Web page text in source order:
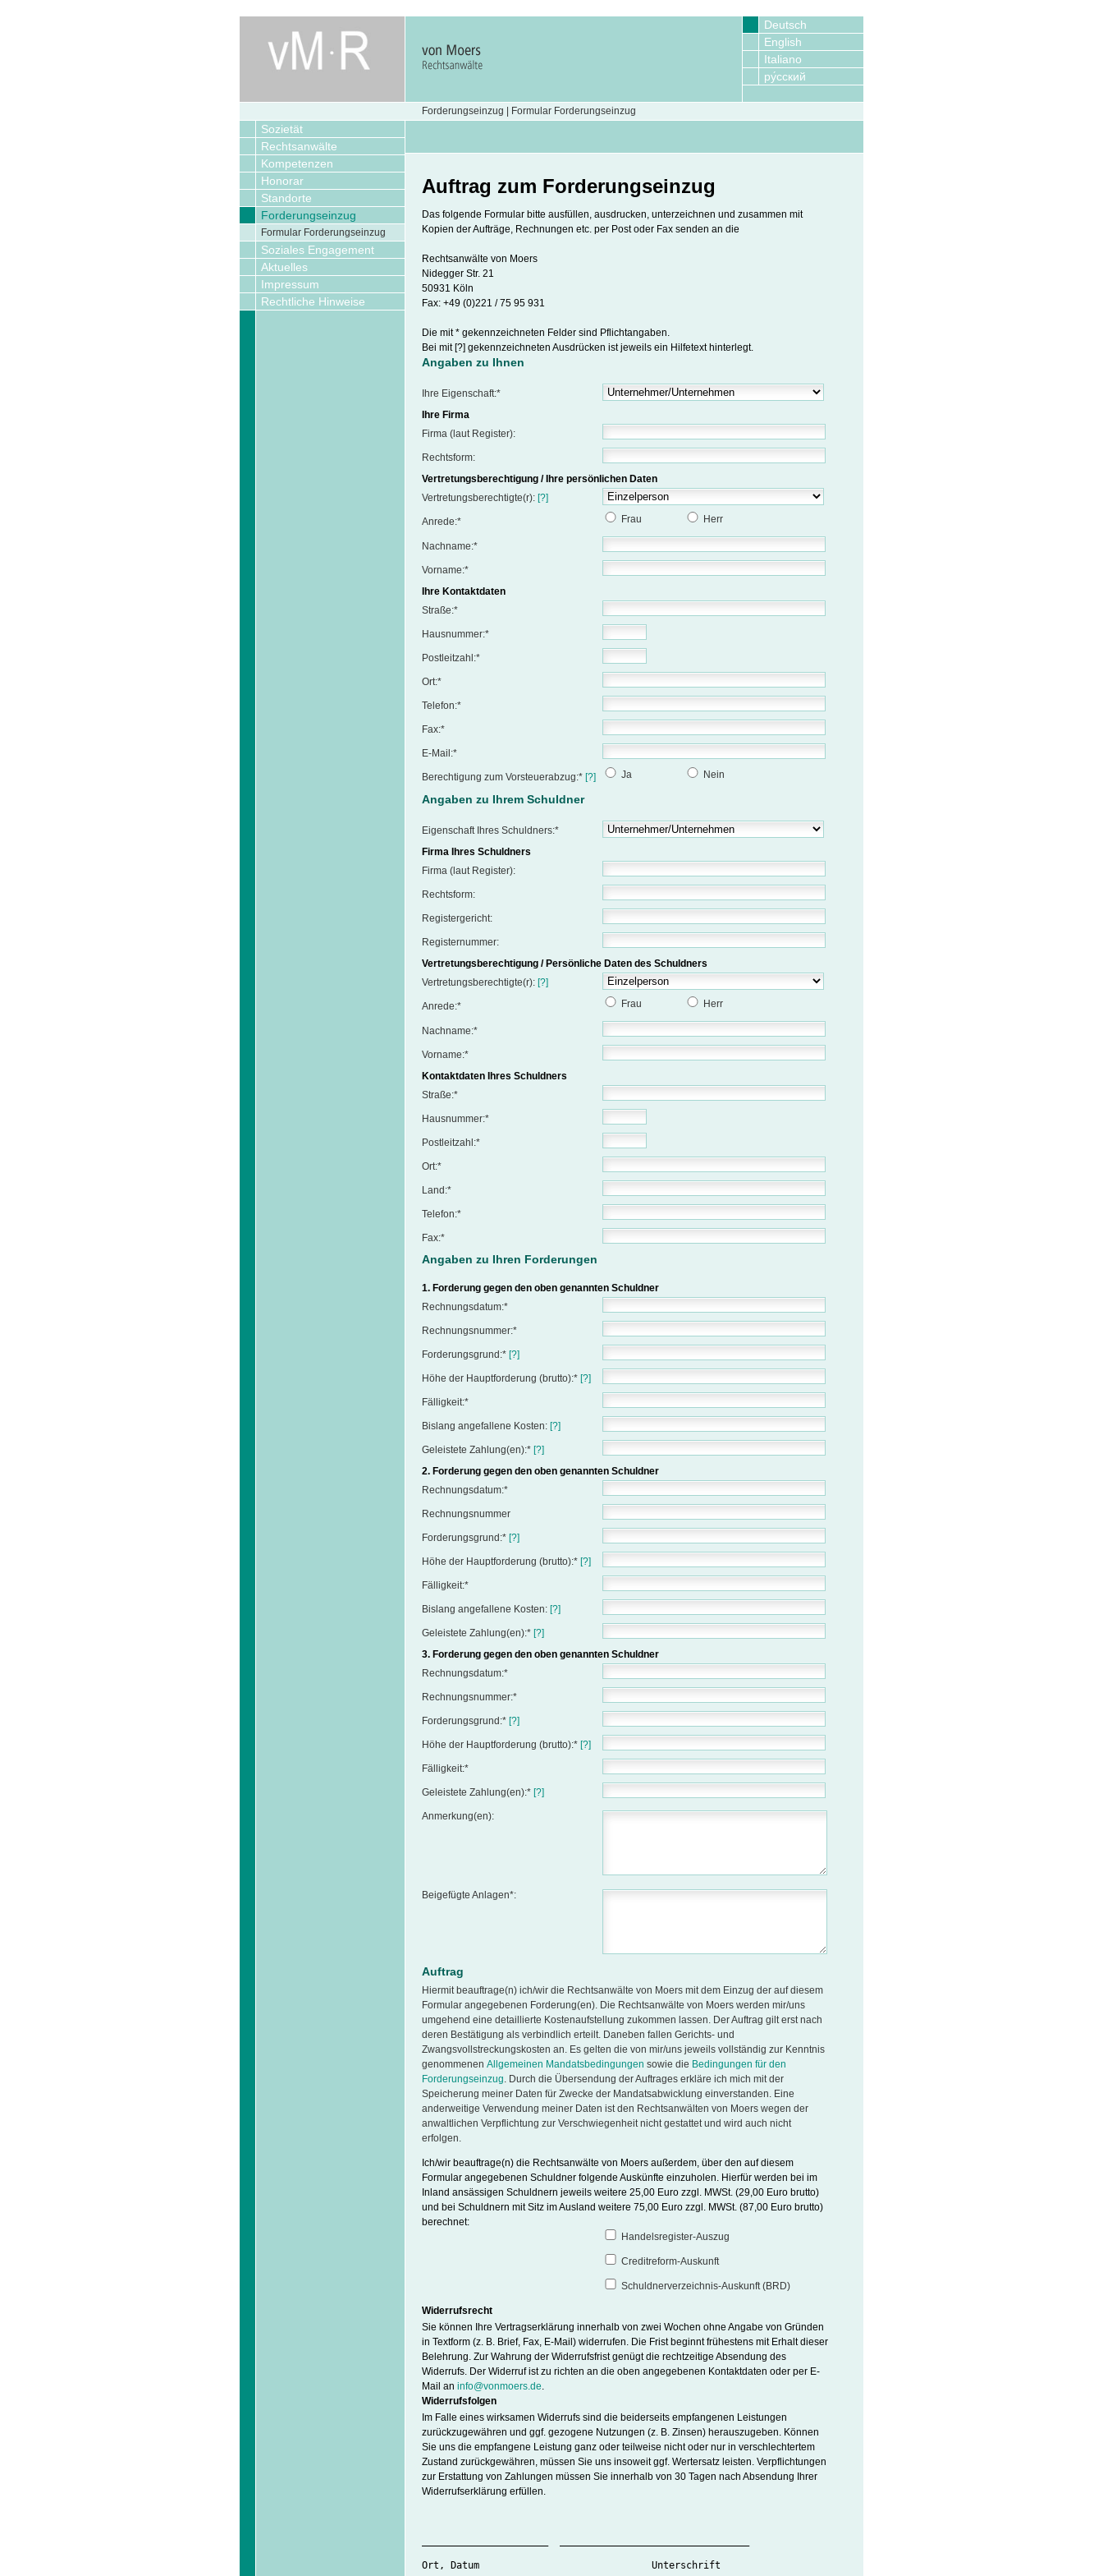
Deutsch
English
Italiano
ру́сский
Forderungseinzug | Formular Forderungseinzug
Sozietät
Rechtsanwälte
Kompetenzen
Honorar
Standorte
Forderungseinzug
Formular Forderungseinzug
Soziales Engagement
Aktuelles
Impressum
Rechtliche Hinweise
Auftrag zum Forderungseinzug
Das folgende Formular bitte ausfüllen, ausdrucken, unterzeichnen und zusammen mit
Kopien der Aufträge, Rechnungen etc. per Post oder Fax senden an die
Rechtsanwälte von Moers
Nidegger Str. 21
50931 Köln
Fax: +49 (0)221 / 75 95 931
Die mit * gekennzeichneten Felder sind Pflichtangaben.
Bei mit [?] gekennzeichneten Ausdrücken ist jeweils ein Hilfetext hinterlegt.
Angaben zu Ihnen
Ihre Eigenschaft:*
Ihre Firma
Firma (laut Register):
Rechtsform:
Vertretungsberechtigung / Ihre persönlichen Daten
Vertretungsberechtigte(r): [?]
Anrede:* Frau Herr
Nachname:*
Vorname:*
Ihre Kontaktdaten
Straße:*
Hausnummer:*
Postleitzahl:*
Ort:*
Telefon:*
Fax:*
E-Mail:*
Berechtigung zum Vorsteuerabzug:* [?] Ja Nein
Angaben zu Ihrem Schuldner
Eigenschaft Ihres Schuldners:*
Firma Ihres Schuldners
Firma (laut Register):
Rechtsform:
Registergericht:
Registernummer:
Vertretungsberechtigung / Persönliche Daten des Schuldners
Vertretungsberechtigte(r): [?]
Anrede:* Frau Herr
Nachname:*
Vorname:*
Kontaktdaten Ihres Schuldners
Straße:*
Hausnummer:*
Postleitzahl:*
Ort:*
Land:*
Telefon:*
Fax:*
Angaben zu Ihren Forderungen
1. Forderung gegen den oben genannten Schuldner
Rechnungsdatum:*
Rechnungsnummer:*
Forderungsgrund:* [?]
Höhe der Hauptforderung (brutto):* [?]
Fälligkeit:*
Bislang angefallene Kosten: [?]
Geleistete Zahlung(en):* [?]
2. Forderung gegen den oben genannten Schuldner
Rechnungsdatum:*
Rechnungsnummer
Forderungsgrund:* [?]
Höhe der Hauptforderung (brutto):* [?]
Fälligkeit:*
Bislang angefallene Kosten: [?]
Geleistete Zahlung(en):* [?]
3. Forderung gegen den oben genannten Schuldner
Rechnungsdatum:*
Rechnungsnummer:*
Forderungsgrund:* [?]
Höhe der Hauptforderung (brutto):* [?]
Fälligkeit:*
Geleistete Zahlung(en):* [?]
Anmerkung(en):
Beigefügte Anlagen*:
Auftrag
Hiermit beauftrage(n) ich/wir die Rechtsanwälte von Moers mit dem Einzug der auf diesem
Formular angegebenen Forderung(en). Die Rechtsanwälte von Moers werden mir/uns
umgehend eine detaillierte Kostenaufstellung zukommen lassen. Der Auftrag gilt erst nach
deren Bestätigung als verbindlich erteilt. Daneben fallen Gerichts- und
Zwangsvollstreckungskosten an. Es gelten die von mir/uns jeweils vollständig zur Kenntnis
genommenen Allgemeinen Mandatsbedingungen sowie die Bedingungen für den
Forderungseinzug. Durch die Übersendung der Auftrages erkläre ich mich mit der
Speicherung meiner Daten für Zwecke der Mandatsabwicklung einverstanden. Eine
anderweitige Verwendung meiner Daten ist den Rechtsanwälten von Moers wegen der
anwaltlichen Verpflichtung zur Verschwiegenheit nicht gestattet und wird auch nicht
erfolgen.
Ich/wir beauftrage(n) die Rechtsanwälte von Moers außerdem, über den auf diesem
Formular angegebenen Schuldner folgende Auskünfte einzuholen. Hierfür werden bei im
Inland ansässigen Schuldnern jeweils weitere 25,00 Euro zzgl. MWSt. (29,00 Euro brutto)
und bei Schuldnern mit Sitz im Ausland weitere 75,00 Euro zzgl. MWSt. (87,00 Euro brutto)
berechnet:
Handelsregister-Auszug
Creditreform-Auskunft
Schuldnerverzeichnis-Auskunft (BRD)
Widerrufsrecht
Sie können Ihre Vertragserklärung innerhalb von zwei Wochen ohne Angabe von Gründen
in Textform (z. B. Brief, Fax, E-Mail) widerrufen. Die Frist beginnt frühestens mit Erhalt dieser
Belehrung. Zur Wahrung der Widerrufsfrist genügt die rechtzeitige Absendung des
Widerrufs. Der Widerruf ist zu richten an die oben angegebenen Kontaktdaten oder per E-
Mail an info@vonmoers.de.
Widerrufsfolgen
Im Falle eines wirksamen Widerrufs sind die beiderseits empfangenen Leistungen
zurückzugewähren und ggf. gezogene Nutzungen (z. B. Zinsen) herauszugeben. Können
Sie uns die empfangene Leistung ganz oder teilweise nicht oder nur in verschlechtertem
Zustand zurückgewähren, müssen Sie uns insoweit ggf. Wertersatz leisten. Verpflichtungen
zur Erstattung von Zahlungen müssen Sie innerhalb von 30 Tagen nach Absendung Ihrer
Widerrufserklärung erfüllen.
Ort, Datum				Unterschrift